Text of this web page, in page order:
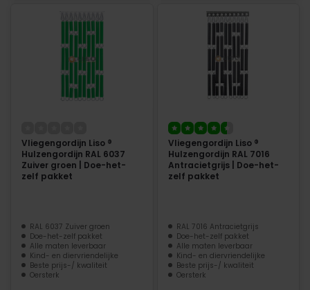
Vliegengordijn Liso ®
Hulzengordijn RAL 6037
Zuiver groen | Doe-het-
zelf pakket
RAL 6037 Zuiver groen
Doe-het-zelf pakket
Alle maten leverbaar
Kind- en diervriendelijke
Beste prijs-/ kwaliteit
Oersterk
Vliegengordijn Liso ®
Hulzengordijn RAL 7016
Antracietgrijs | Doe-het-
zelf pakket
RAL 7016 Antracietgrijs
Doe-het-zelf pakket
Alle maten leverbaar
Kind- en diervriendelijke
Beste prijs-/ kwaliteit
Oersterk